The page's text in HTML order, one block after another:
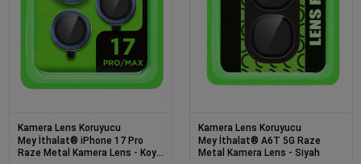
Kamera Lens Koruyucu
Mey İthalat® iPhone 17 Pro
Raze Metal Kamera Lens - Koyu
Kamera Lens Koruyucu
Mey İthalat® A6T 5G Raze
Metal Kamera Lens - Siyah